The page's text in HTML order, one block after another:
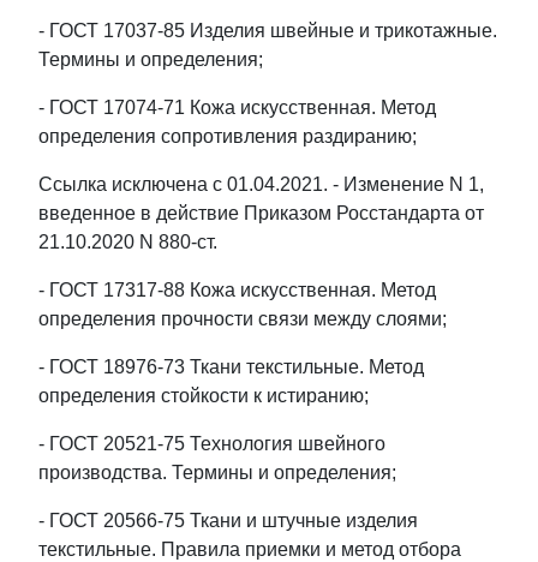
- ГОСТ 17037-85 Изделия швейные и трикотажные.
Термины и определения;
- ГОСТ 17074-71 Кожа искусственная. Метод
определения сопротивления раздиранию;
Ссылка исключена с 01.04.2021. - Изменение N 1,
введенное в действие Приказом Росстандарта от
21.10.2020 N 880-ст.
- ГОСТ 17317-88 Кожа искусственная. Метод
определения прочности связи между слоями;
- ГОСТ 18976-73 Ткани текстильные. Метод
определения стойкости к истиранию;
- ГОСТ 20521-75 Технология швейного
производства. Термины и определения;
- ГОСТ 20566-75 Ткани и штучные изделия
текстильные. Правила приемки и метод отбора